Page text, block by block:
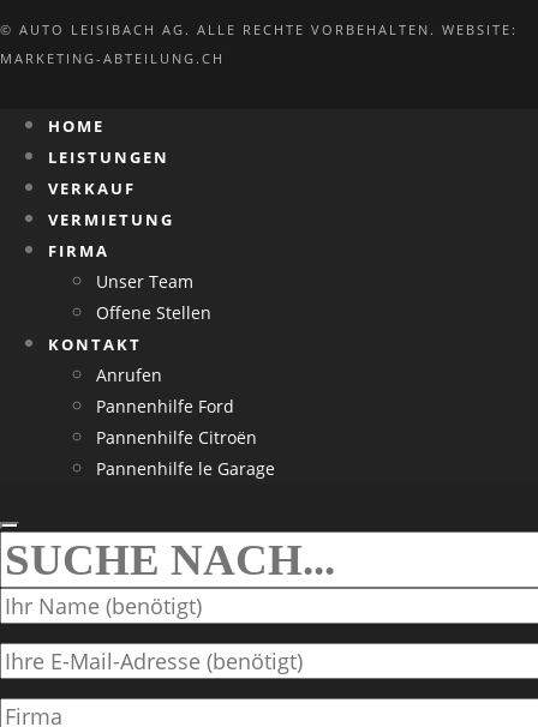
© AUTO LEISIBACH AG. ALLE RECHTE VORBEHALTEN. WEBSITE:
MARKETING-ABTEILUNG.CH
HOME
LEISTUNGEN
VERKAUF
VERMIETUNG
FIRMA
Unser Team
Offene Stellen
KONTAKT
Anrufen
Pannenhilfe Ford
Pannenhilfe Citroën
Pannenhilfe le Garage